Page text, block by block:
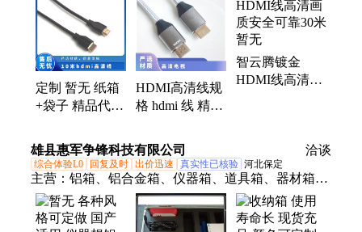
定制 暂无 纸箱
+袋子 精品代工
hdmi高清线
HDMI高清线规
格 hdmi 线 精品
纸箱+袋子 增值
税
智云腾镀金
HDMI线高清画
雄县惠军争锋科技有限公司 洽谈
综合体验L0 回复及时 出价迅速 真实性已核验 河北保定
主营： 铝箱、铝合金箱、仪器箱、道具箱、器材箱、
附件箱、收纳箱、航空箱、工具箱、电子仪表箱、实
验仪器包装箱、消防器材箱、指挥作业箱、侦查作业